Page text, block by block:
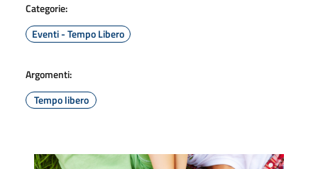
Categorie:
Eventi - Tempo Libero
Argomenti:
Tempo libero